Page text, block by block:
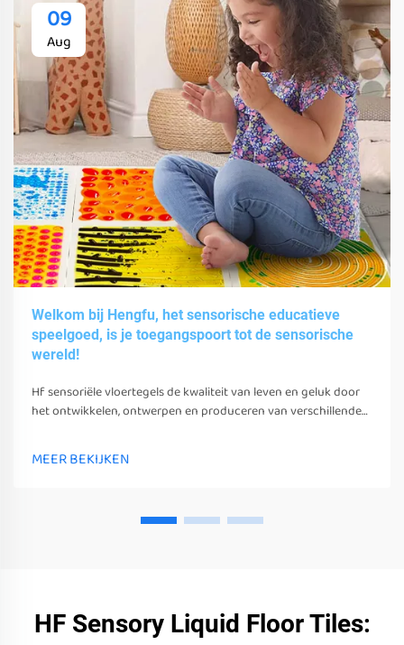
09
Aug
Welkom bij Hengfu, het sensorische educatieve
speelgoed, is je toegangspoort tot de sensorische
wereld!
Hf sensoriële vloertegels de kwaliteit van leven en geluk door
het ontwikkelen, ontwerpen en produceren van verschillende
MEER BEKIJKEN
HF Sensory Liquid Floor Tiles: